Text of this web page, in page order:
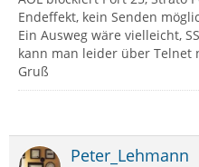
Endeffekt, kein Senden
Ein Ausweg wäre vielleicht,
kann man leider über Telnet
Gruß
Peter_Lehmann